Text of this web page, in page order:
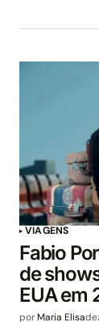
VIAGENS
Fabio
de
EUA em
por Maria Elisa